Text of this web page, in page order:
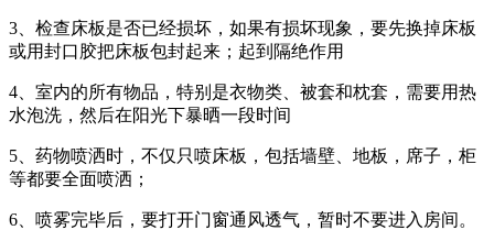
3、检查床板是否已经损坏，如果有损坏现象，要先换掉床板
或用封口胶把床板包封起来；起到隔绝作用
4、室内的所有物品，特别是衣物类、被套和枕套，需要用热
水泡洗，然后在阳光下暴晒一段时间
5、药物喷洒时，不仅只喷床板，包括墙壁、地板，席子，柜
等都要全面喷洒；
6、喷雾完毕后，要打开门窗通风透气，暂时不要进入房间。